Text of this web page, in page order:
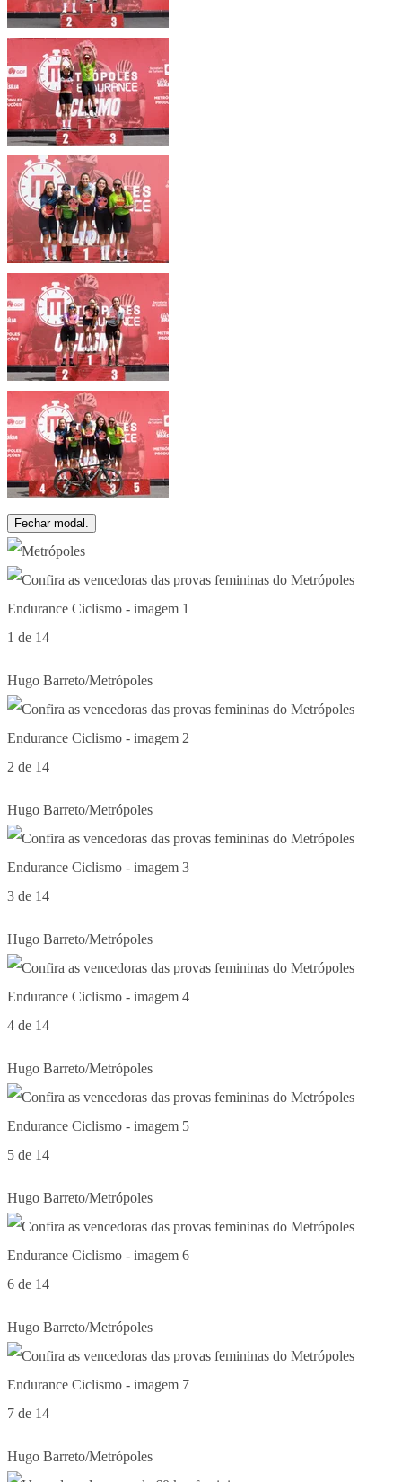
Fechar modal.
1 de 14
Hugo Barreto/Metrópoles
2 de 14
Hugo Barreto/Metrópoles
3 de 14
Hugo Barreto/Metrópoles
4 de 14
Hugo Barreto/Metrópoles
5 de 14
Hugo Barreto/Metrópoles
6 de 14
Hugo Barreto/Metrópoles
7 de 14
Hugo Barreto/Metrópoles